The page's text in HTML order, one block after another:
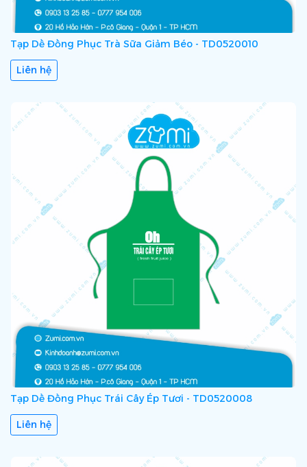
Tạp Dề Đồng Phục Trà Sữa Giảm Béo - TD0520010
Liên hệ
Tạp Dề Đồng Phục Trái Cây Ép Tươi - TD0520008
Liên hệ